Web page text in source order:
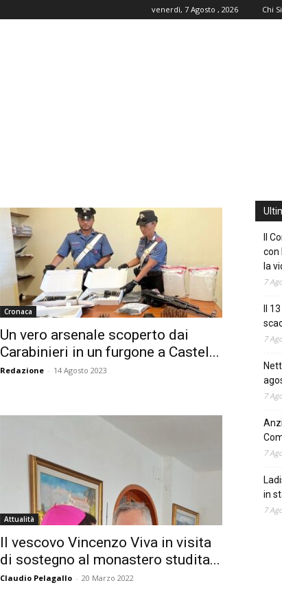
venerdì, 7 Agosto , 2026 Chi
Cronaca
Un vero arsenale scoperto dai
Carabinieri in un furgone a Castel...
Redazione - 14 Agosto 2023
Attualità
Il vescovo Vincenzo Viva in visita
di sostegno al monastero studita...
Claudio Pelagallo - 20 Marzo 2022
Il
con
la
7
Il
7
7
7
in
7